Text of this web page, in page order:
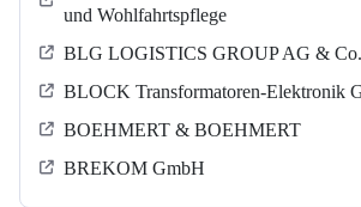
und Wohlfahrtspflege
BLG LOGISTICS GROUP AG &
BLOCK Transformatoren-Elektronik
BOEHMERT & BOEHMERT
BREKOM GmbH